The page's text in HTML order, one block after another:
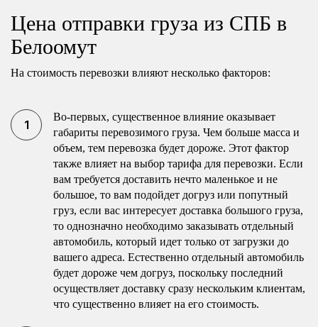
Цена отправки груза из СПБ в
Белоомут
На стоимость перевозки влияют несколько факторов:
Во-первых, существенное влияние оказывает
габариты перевозимого груза. Чем больше масса и
объем, тем перевозка будет дороже. Этот фактор
также влияет на выбор тарифа для перевозки. Если
вам требуется доставить нечто маленькое и не
большое, то вам подойдет догруз или попутный
груз, если вас интересует доставка большого груза,
то однозначно необходимо заказывать отдельный
автомобиль, который идет только от загрузки до
вашего адреса. Естественно отдельный автомобиль
будет дороже чем догруз, поскольку последний
осуществляет доставку сразу нескольким клиентам,
что существенно влияет на его стоимость.